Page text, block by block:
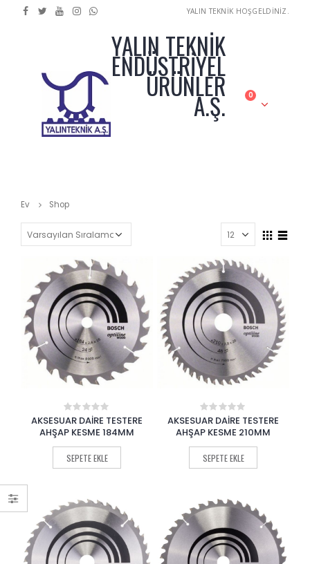
YALIN TEKNİK HOŞGELDİNİZ.
YALIN TEKNİK
ENDÜSTRİYEL
ÜRÜNLER
A.Ş. 0
Ev Shop
0
out
of
5
AKSESUAR DAİRE TESTERE
AHŞAP KESME 184MM
SEPETE EKLE
0
out
of
5
AKSESUAR DAİRE TESTERE
AHŞAP KESME 210MM
SEPETE EKLE